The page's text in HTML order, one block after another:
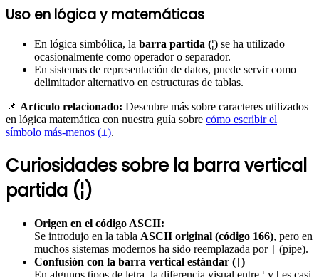
Uso en lógica y matemáticas
En lógica simbólica, la barra partida (¦) se ha utilizado
ocasionalmente como operador o separador.
En sistemas de representación de datos, puede servir como
delimitador alternativo en estructuras de tablas.
📌 Artículo relacionado: Descubre más sobre caracteres utilizados
en lógica matemática con nuestra guía sobre cómo escribir el
símbolo más-menos (±).
Curiosidades sobre la barra vertical
partida (¦)
Origen en el código ASCII:
Se introdujo en la tabla ASCII original (código 166), pero en
muchos sistemas modernos ha sido reemplazada por
(pipe).
Confusión con la barra vertical estándar ( )
En algunos tipos de letra, la diferencia visual entre ¦ y | es casi